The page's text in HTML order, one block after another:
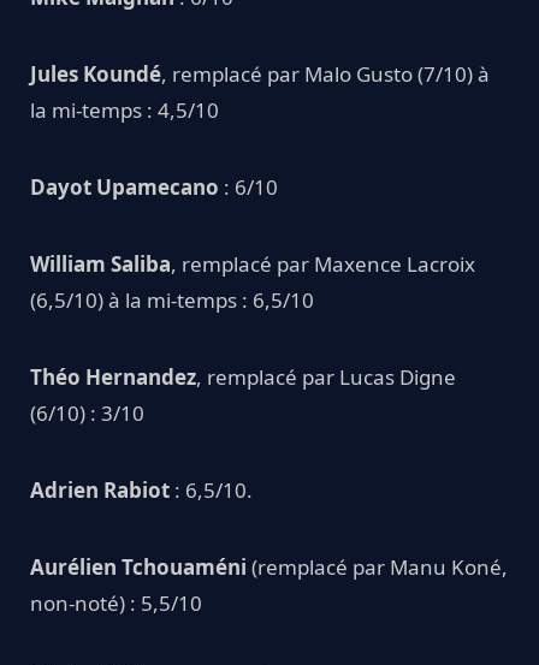
Jules Koundé, remplacé par Malo Gusto (7/10) à
la mi-temps : 4,5/10
Dayot Upamecano : 6/10
William Saliba, remplacé par Maxence Lacroix
(6,5/10) à la mi-temps : 6,5/10
Théo Hernandez, remplacé par Lucas Digne
(6/10) : 3/10
Adrien Rabiot : 6,5/10.
Aurélien Tchouaméni (remplacé par Manu Koné,
non-noté) : 5,5/10